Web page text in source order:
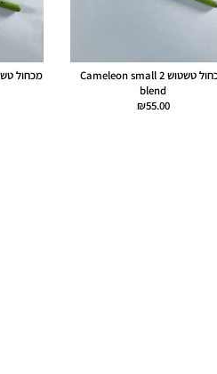
מכחול טשטוש 2 Cameleon small
blend
₪55.00